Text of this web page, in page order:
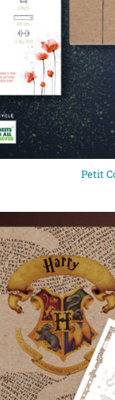
Petit